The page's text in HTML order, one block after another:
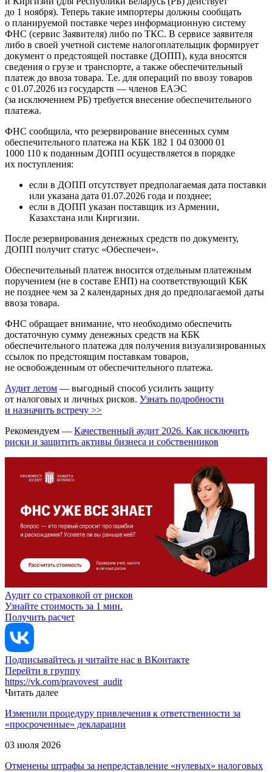
до 1 ноября). Теперь такие импортеры должны сообщать
о планируемой поставке через информационную систему
ФНС (сервис Заявителя) либо по ТКС. В сервисе заявителя
либо в своей учетной системе налогоплательщик формирует
документ о предстоящей поставке (ДОПП), куда вносятся
сведения о грузе и транспорте, а также обеспечительный
платеж до ввоза товара. Т.е. для операций по ввозу товаров
с 01.07.2026 из государств — членов ЕАЭС
(за исключением РБ) требуется внесение обеспечительного
платежа.
ФНС сообщила, что резервирование внесенных сумм
обеспечительного платежа на КБК 182 1 04 03000 01
1000 110 к поданным ДОПП осуществляется в порядке
их поступления:
если в ДОПП отсутствует предполагаемая дата поставки
или указана дата 01.07.2026 года и позднее;
если в ДОПП указан поставщик из Армении,
Казахстана или Киргизии.
После резервирования денежных средств по документу,
ДОПП получит статус «Обеспечен».
Обеспечительный платеж вносится отдельным платежным
поручением (не в составе ЕНП) на соответствующий КБК
не позднее чем за 2 календарных дня до предполагаемой даты
ввоза товара.
ФНС обращает внимание, что необходимо обеспечить
достаточную сумму денежных средств на КБК
обеспечительного платежа для получения визуализированных
ссылок по предстоящим поставкам товаров,
не освобожденным от обеспечительного платежа.
Аудит летом — выгодный способ усилить защиту
от налоговых и личных рисков. Узнать подробности
и назначить встречу >>
Рекомендуем — Качественный аудит 2026. Как исключить
риски и защитить активы бизнеса и собственников
Аудит со страховкой от рисков
Узнайте стоимость за 1 мин.
Получить расчет
Подписывайтесь и читайте нас в ВКонтакте
Перейти в группу
https://vk.com/pravovest_audit
Читать далее
Изменили процедуру привлечения к ответственности за
«просроченные» декларации
03 июля 2026
Отменены штрафы за непредставление «нулевых» налоговых